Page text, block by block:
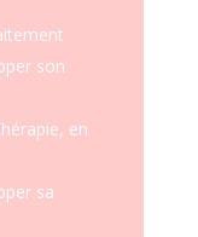
son
en
sa